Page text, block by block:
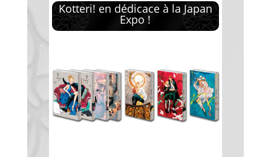
Kotteri! en dédicace à la Japan
Expo !